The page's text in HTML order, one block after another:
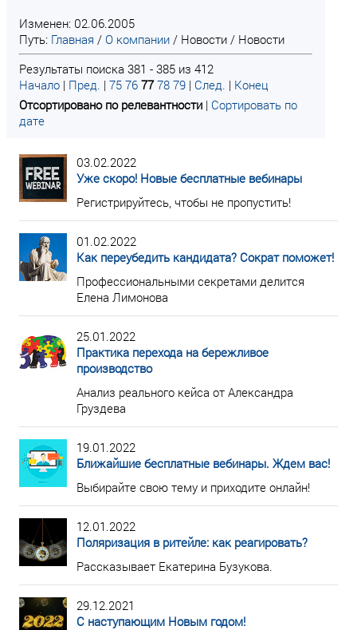
Изменен: 02.06.2005
Путь: Главная / О компании / Новости / Новости
Результаты поиска 381 - 385 из 412
Начало | Пред. | 75 76 77 78 79 | След. | Конец
Отсортировано по релевантности | Сортировать по
дате
03.02.2022
Уже скоро! Новые бесплатные вебинары
Регистрируйтесь, чтобы не пропустить!
01.02.2022
Как переубедить кандидата? Сократ поможет!
Профессиональными секретами делится
Елена Лимонова
25.01.2022
Практика перехода на бережливое
производство
Анализ реального кейса от Александра
Груздева
19.01.2022
Ближайшие бесплатные вебинары. Ждем вас!
Выбирайте свою тему и приходите онлайн!
12.01.2022
Поляризация в ритейле: как реагировать?
Рассказывает Екатерина Бузукова.
29.12.2021
С наступающим Новым годом!